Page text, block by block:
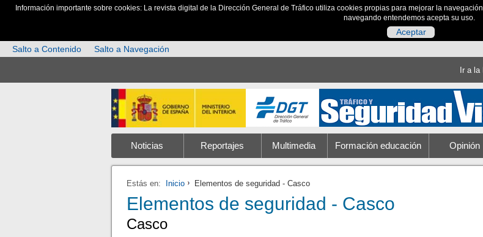
Información importante sobre cookies: La revista digital de la Dirección General de Tráfico utiliza cookies propias para mejorar la
navegando entendemos acepta su uso.
Aceptar
Salto a Contenido
Salto a Navegación
Ir a la
Noticias Reportajes Multimedia Formación educación Opinión
Estás en: Inicio Elementos de seguridad - Casco
Elementos de seguridad - Casco
Casco